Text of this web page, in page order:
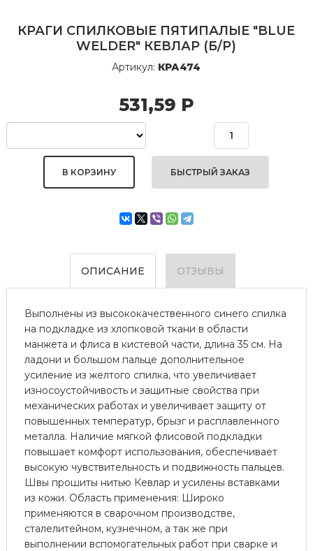
КРАГИ СПИЛКОВЫЕ ПЯТИПАЛЫЕ "BLUE
WELDER" КЕВЛАР (Б/Р)
Артикул: КРА474
531,59 Р
БЫСТРЫЙ ЗАКАЗ
ОПИСАНИЕ ОТЗЫВЫ
Выполнены из высококачественного синего спилка
на подкладке из хлопковой ткани в области
манжета и флиса в кистевой части, длина 35 см. На
ладони и большом пальце дополнительное
усиление из желтого спилка, что увеличивает
износоустойчивость и защитные свойства при
механических работах и увеличивает защиту от
повышенных температур, брызг и расплавленного
металла. Наличие мягкой флисовой подкладки
повышает комфорт использования, обеспечивает
высокую чувствительность и подвижность пальцев.
Швы прошиты нитью Кевлар и усилены вставками
из кожи. Область применения: Широко
применяются в сварочном производстве,
сталелитейном, кузнечном, а так же при
выполнении вспомогательных работ при сварке и